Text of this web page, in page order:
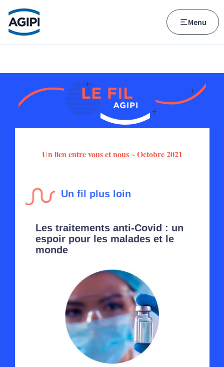
Accès au menu
Accès au contenu principal
Menu
Un lien entre vous et nous ~ Octobre 2021
Un fil plus loin
Les traitements anti-Covid : un
espoir pour les malades et le
monde